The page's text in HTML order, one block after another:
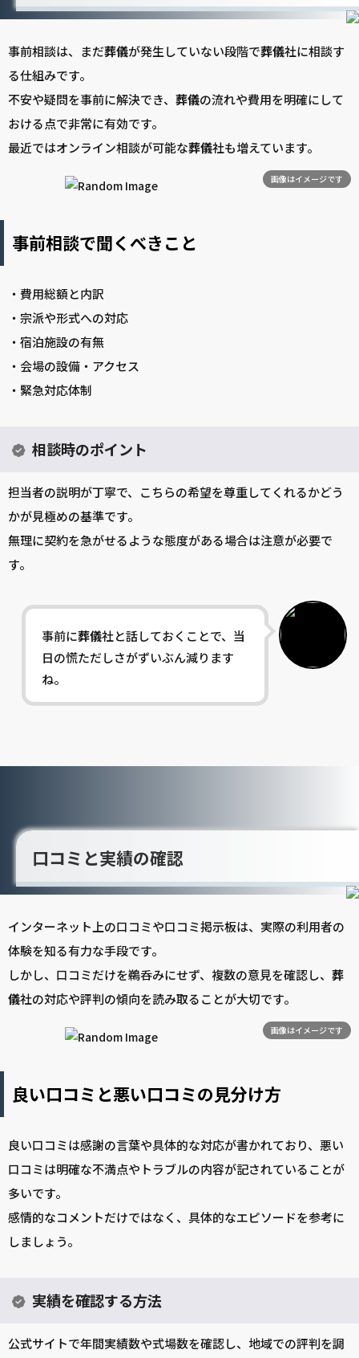
事前相談は、まだ葬儀が発生していない段階で葬儀社に相談す
る仕組みです。
不安や疑問を事前に解決でき、 葬儀の流れや費用を明確にして
おける点で非常に有効です。
最近ではオンライン相談が可能な葬儀社も増えています。
画像はイメージです
事前相談で聞くべきこと
・費用総額と内訳
・宗派や形式への対応
・宿泊施設の有無
・会場の設備・アクセス
・緊急対応体制
相談時のポイント
担当者の説明が丁寧で、こちらの希望を尊重してくれるかどう
かが見極めの基準です。
無理に契約を急がせるような態度がある場合は注意が必要で
す。
事前に葬儀社と話しておくことで、当
日の慌ただしさがずいぶん減ります
ね。
口コミと実績の確認
インターネット上の口コミや口コミ掲示板は、実際の利用者の
体験を知る有力な手段です。
しかし、口コミだけを鵜呑みにせず、複数の意見を確認し、 葬
儀社の対応や評判の傾向を読み取ることが大切です。
画像はイメージです
良い口コミと悪い口コミの見分け方
良い口コミは感謝の言葉や具体的な対応が書かれており、悪い
口コミは明確な不満点やトラブルの内容が記されていることが
多いです。
感情的なコメントだけではなく、具体的なエピソードを参考に
しましょう。
実績を確認する方法
公式サイトで年間実績数や式場数を確認し、地域での評判を調